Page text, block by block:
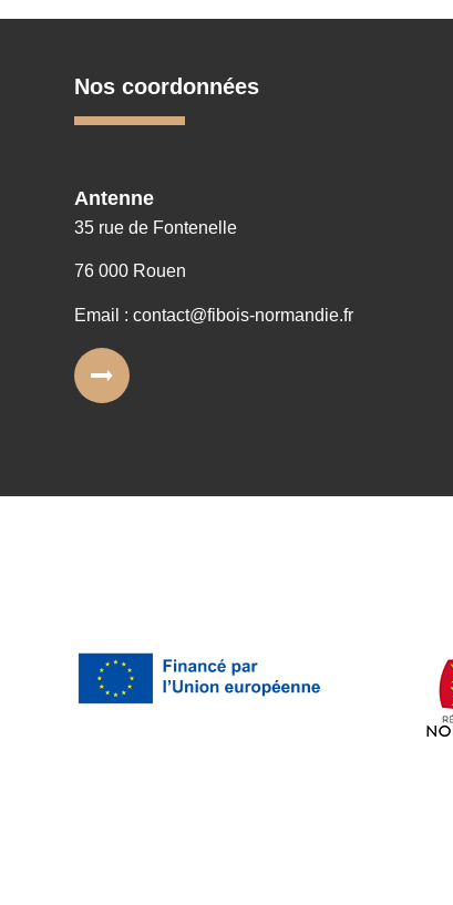
Nos coordonnées
Antenne
35 rue de Fontenelle
76 000 Rouen
Email : contact@fibois-normandie.fr